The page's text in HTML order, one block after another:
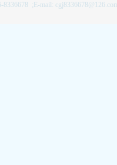
8336678 ;E-mail: